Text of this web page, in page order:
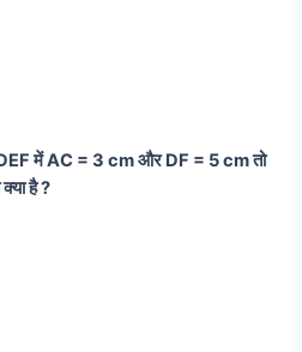
में AC = 3 cm और DF = 5 cm तो
है ?